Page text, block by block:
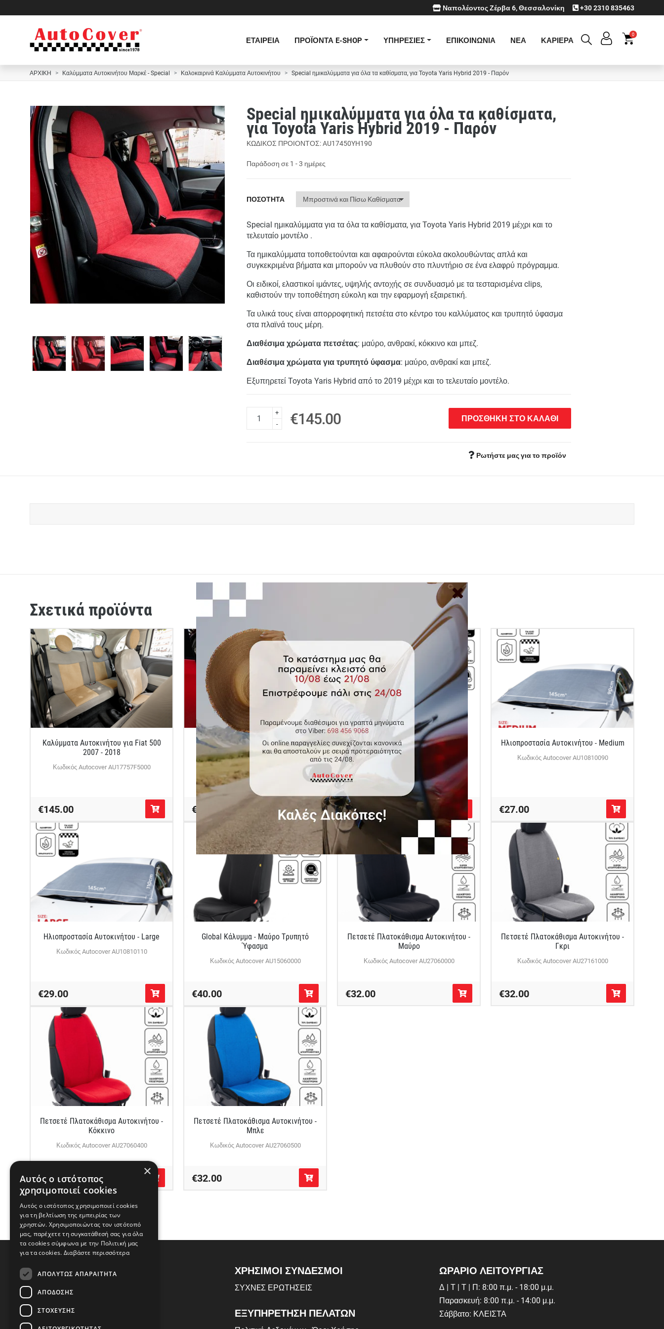
Ναπολέοντος Ζέρβα 6, Θεσσαλονίκη +30 2310 835463
ΕΤΑΙΡΕΙΑ ΠΡΟΪΟΝΤΑ E-SHOP ΥΠΗΡΕΣΙΕΣ ΕΠΙΚΟΙΝΩΝΙΑ ΝΕΑ ΚΑΡΙΕΡΑ
0
ΑΡΧΙΚΗ Καλύμματα Αυτοκινήτου Μαρκέ - Special Καλοκαιρινά Καλύμματα Αυτοκινήτου Special ημικαλύμματα για όλα τα καθίσματα, για Toyota Yaris Hybrid 2019 - Παρόν
Special ημικαλύμματα για όλα τα καθίσματα,
για Toyota Yaris Hybrid 2019 - Παρόν
ΚΩΔΙΚΟΣ ΠΡΟΙΟΝΤΟΣ: AU17450YH190
Παράδοση σε 1 - 3 ημέρες
ΠΟΣΟΤΗΤΑ
Special ημικαλύμματα για τα όλα τα καθίσματα, για Toyota Yaris Hybrid 2019 μέχρι και το
τελευταίο μοντέλο .
Τα ημικαλύμματα τοποθετούνται και αφαιρούνται εύκολα ακολουθώντας απλά και
συγκεκριμένα βήματα και μπορούν να πλυθούν στο πλυντήριο σε ένα ελαφρύ πρόγραμμα.
Οι ειδικοί, ελαστικοί ιμάντες, υψηλής αντοχής σε συνδυασμό με τα τεσταρισμένα clips,
καθιστούν την τοποθέτηση εύκολη και την εφαρμογή εξαιρετική.
Τα υλικά τους είναι απορροφητική πετσέτα στο κέντρο του καλλύματος και τρυπητό ύφασμα
στα πλαϊνά τους μέρη.
Διαθέσιμα χρώματα πετσέτας: μαύρο, ανθρακί, κόκκινο και μπεζ.
Διαθέσιμα χρώματα για τρυπητό ύφασμα: μαύρο, ανθρακί και μπεζ.
Εξυπηρετεί Toyota Yaris Hybrid από το 2019 μέχρι και το τελευταίο μοντέλο.
+
-
€145.00 ΠΡΟΣΘΗΚΗ ΣΤΟ ΚΑΛΑΘΙ
Ρωτήστε μας για το προϊόν
Σχετικά προϊόντα
Καλύμματα Αυτοκινήτου για Fiat 500
2007 - 2018
Κωδικός Autocover AU17757F5000
€145.00
Special ημικαλύμματα για όλα τα
καθίσματα, για Toyota Yaris Hybrid
2019 - Παρόν
Κωδικός Autocover AU17450YH190
€145.00
Global Κάλυμμα - Γκρι Πετσέτα
Κωδικός Autocover AU17161000
€42.00
Ηλιοπροστασία Αυτοκινήτου - Medium
Κωδικός Autocover AU10810090
€27.00
Ηλιοπροστασία Αυτοκινήτου - Large
Κωδικός Autocover AU10810110
€29.00
Global Κάλυμμα - Μαύρο Τρυπητό
Ύφασμα
Κωδικός Autocover AU15060000
€40.00
Πετσετέ Πλατοκάθισμα Αυτοκινήτου -
Μαύρο
Κωδικός Autocover AU27060000
€32.00
Πετσετέ Πλατοκάθισμα Αυτοκινήτου -
Γκρι
Κωδικός Autocover AU27161000
€32.00
Πετσετέ Πλατοκάθισμα Αυτοκινήτου -
Κόκκινο
Κωδικός Autocover AU27060400
€32.00
Πετσετέ Πλατοκάθισμα Αυτοκινήτου -
Μπλε
Κωδικός Autocover AU27060500
€32.00
Διεύθυνση
ΧΡΗΣΙΜΟΙ ΣΥΝΔΕΣΜΟΙ
ΣΥΧΝEΣ ΕΡΩΤHΣΕΙΣ
ΕΞΥΠΗΡΕΤΗΣΗ ΠΕΛΑΤΩΝ
ΩΡΑΡΙΟ ΛΕΙΤΟΥΡΓΙΑΣ
Δ | Τ | Τ | Π: 8:00 π.μ. - 18:00 μ.μ.
Παρασκευή: 8:00 π.μ. - 14:00 μ.μ.
Σάββατο: ΚΛΕΙΣΤΑ
×
Αυτός ο ιστότοπος
χρησιμοποιεί cookies
Αυτός ο ιστότοπος χρησιμοποιεί cookies
για τη βελτίωση της εμπειρίας των
χρηστών. Χρησιμοποιώντας τον ιστότοπό
μας, παρέχετε τη συγκατάθεσή σας για όλα
τα cookies σύμφωνα με την Πολιτική μας
για τα cookies. Διαβάστε περισσότερα
ΑΠΟΛΎΤΩΣ ΑΠΑΡΑΊΤΗΤΑ
ΑΠΌΔΟΣΗΣ
ΣΤΌΧΕΥΣΗΣ